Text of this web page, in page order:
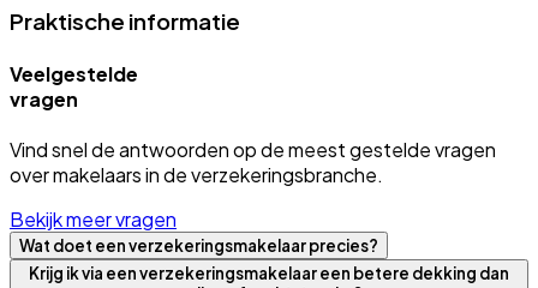
Praktische informatie
Veelgestelde
vragen
Vind snel de antwoorden op de meest gestelde vragen
over makelaars in de verzekeringsbranche.
Bekijk meer vragen
Wat doet een verzekeringsmakelaar precies?
Krijg ik via een verzekeringsmakelaar een betere dekking dan